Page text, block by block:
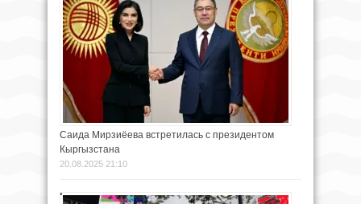
Саида Мирзиёева встретилась с президентом
Кыргызстана
20.08.2025 21:10